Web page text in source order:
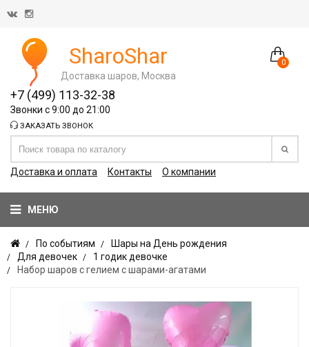
0
SharoShar
Доставка шаров, Москва
+7 (499) 113-32-38
Звонки с 9:00 до 21:00
ЗАКАЗАТЬ ЗВОНОК
Доставка и оплата Контакты О компании
МЕНЮ
По событиям
Шары на День рождения
Для девочек
1 годик девочке
Набор шаров с гелием с шарами-агатами